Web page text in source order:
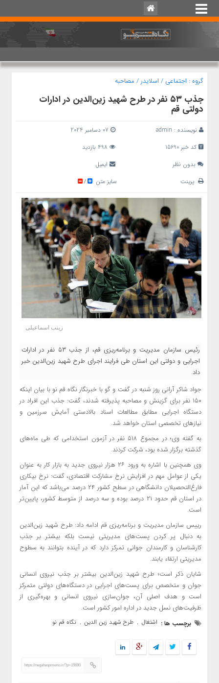
گروه : اجتماعی / اسلایدر / مصاحبه
جذب ۵۳ نفر در طرح شهید زین‌الدین در ادارات
دولتی قم
نویسنده : admin
کد خبر 15690
بدون نظر
ایمیل
پرینت
سایز متن /
زینب اسماعیلی
رئیس سازمان مدیریت و برنامه‌ریزی قم، از جذب ۵۳ نفر در ادارات
اجرایی و دولتی این استان طی فرایند اجرای طرح شهید زین‌الدین خبر
داد.
جواد شاکر آرانی روز شنبه در گفت و گو با خبرنگار نگاه قم نو با بیان اینکه
۱۵۰ نفر برای گزینش و مصاحبه پذیرفته شدند، گفت: جذب این افراد در
دستگاه اجرایی مطابق مطالعات اسناد بالادستی آمایش سرزمین و
نیازهای تخصصی استان خواهد شد.
به گفته وی؛ در مجموع ۵۱۸ نفر در آزمون استخدامی که طی ماه‌های
گذشته برگزار شده بود، شرکت کردند.
وی همچنین با اشاره به ورود ۲۶ هزار نیروی جدید به بازار کار به عنوان
یکی از عوامل مهم در افزایش نرخ مشارکت اقتصادی، گفت: نرخ بیکاری
فارغ‌التحصیلان دانشگاهی در سطح کشور ۲۴ درصد می‌باشد که این آمار
در استان قم حدود ۲۱ درصد بوده و سه درصد از متوسط کشور، پایین‌تر
است.
رییس سازمان مدیریت و برنامه‌ریزی قم ادامه داد: طرح شهید زین‌الدین
به دنبال پر کردن پست‌های مدیریتی نیست بلکه بیشتر بر جذب
کارشناسان و کارمندان جوانی تمرکز دارد که در آینده بتوانند به سطوح
مدیریتی ارتقاء یابند.
شایان ذکر است؛ طرح شهید زین‌الدین بیشتر بر جذب نیروی انسانی
جوان و متخصص برای پست‌های اجرایی در دستگاه‌های دولتی متمرکز
است و هدف اصلی آن، جوان‌سازی نیروی انسانی و بهره‌گیری از
ظرفیت‌های نسل جدید در اداره امور کشور است.
برچسب ها : اشتغال , طرح شهید زین الدین , نگاه قم نو
https://negaheqomeno.ir/?p=15690